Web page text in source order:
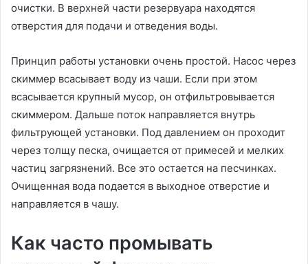
очистки. В верхней части резервуара находятся
отверстия для подачи и отведения воды.
Принцип работы установки очень простой. Насос через
скиммер всасывает воду из чаши. Если при этом
всасывается крупный мусор, он отфильтровывается
скиммером. Дальше поток направляется внутрь
фильтрующей установки. Под давлением он проходит
через толщу песка, очищается от примесей и мелких
частиц загрязнений. Все это остается на песчинках.
Очищенная вода подается в выходное отверстие и
направляется в чашу.
Как часто промывать